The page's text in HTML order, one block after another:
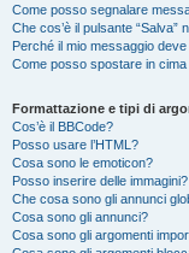
Come posso segnalare
Che cos’è il pulsante “Salva”
Perché il mio messaggio
Come posso spostare in
Formattazione e tipi di
Cos’è il BBCode?
Posso usare l’HTML?
Cosa sono le emoticon?
Posso inserire delle immagini?
Che cosa sono gli annunci
Cosa sono gli annunci?
Cosa sono gli argomenti